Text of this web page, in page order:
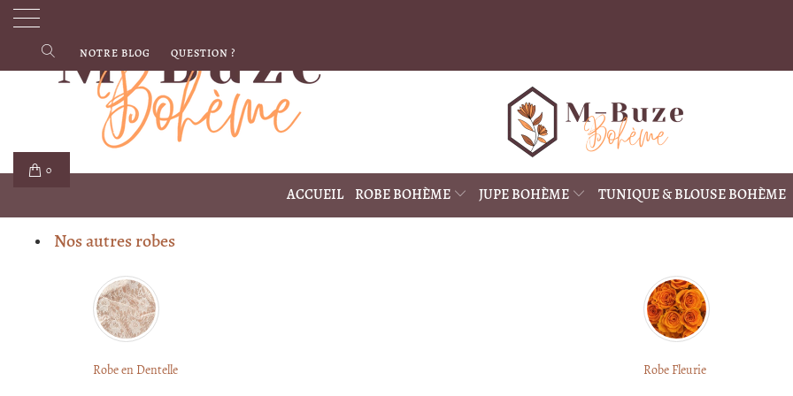
0
NOTRE BLOG QUESTION ?
ACCUEIL ROBE BOHÈME JUPE BOHÈME TUNIQUE & BLOUSE BOHÈME
Nos autres robes
Robe en Dentelle Robe Fleurie